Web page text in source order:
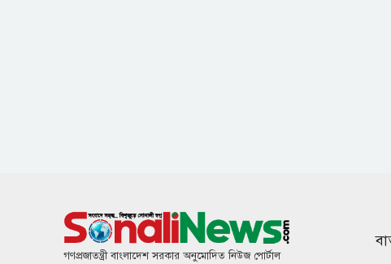
গণপ্রজাতন্ত্রী বাংলাদেশ সরকার অনুমোদিত নিউজ পোর্টাল